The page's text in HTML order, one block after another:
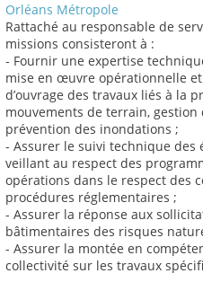
Orléans Métropole
Rattaché au responsable de
missions consisteront à :
- Fournir une expertise
mise en œuvre opérationnelle
d’ouvrage des travaux liés à la
mouvements de terrain,
prévention des inondations ;
- Assurer le suivi technique des
veillant au respect des
opérations dans le respect des
procédures réglementaires ;
- Assurer la réponse aux
bâtimentaires des risques
- Assurer la montée en
collectivité sur les travaux